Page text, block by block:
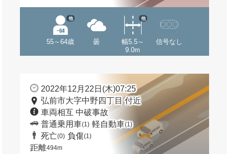
55～64歳
他
曇
幅5.5～
9.0m
他
信号なし
2022年12月22日(木)07:25
弘前市大字中野四丁目 付近
車両相互 中破事故
普通乗用車(1) 軽自動車(1)
死亡(0) 負傷(1)
距離494m